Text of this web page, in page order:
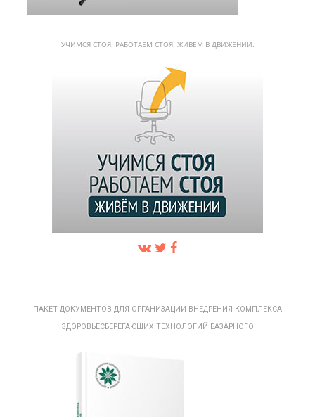
УЧИМСЯ СТОЯ. РАБОТАЕМ СТОЯ. ЖИВЁМ В ДВИЖЕНИИ.
ПАКЕТ ДОКУМЕНТОВ ДЛЯ ОРГАНИЗАЦИИ ВНЕДРЕНИЯ КОМПЛЕКСА
ЗДОРОВЬЕСБЕРЕГАЮЩИХ ТЕХНОЛОГИЙ БАЗАРНОГО